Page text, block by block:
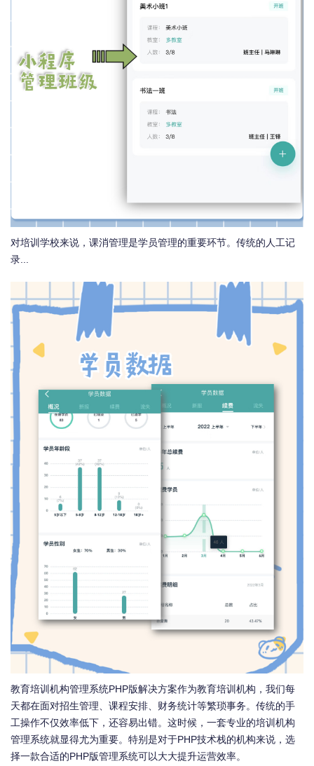
对培训学校来说，课消管理是学员管理的重要环节。传统的人工记
录...
教育培训机构管理系统PHP版解决方案作为教育培训机构，我们每
天都在面对招生管理、课程安排、财务统计等繁琐事务。传统的手
工操作不仅效率低下，还容易出错。这时候，一套专业的培训机构
管理系统就显得尤为重要。特别是对于PHP技术栈的机构来说，选
择一款合适的PHP版管理系统可以大大提升运营效率。